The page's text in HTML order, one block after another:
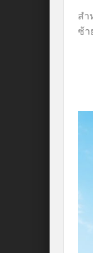
สำ
ซ้า